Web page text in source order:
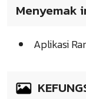
Menyemak
Aplikasi